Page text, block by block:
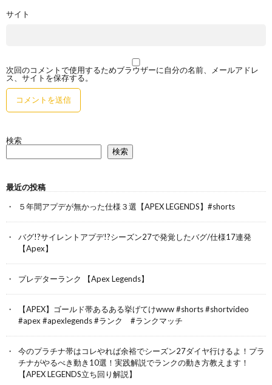
サイト
次回のコメントで使用するためブラウザーに自分の名前、メールアドレ
ス、サイトを保存する。
検索
検索
最近の投稿
５年間アプデが無かった仕様３選【APEX LEGENDS】#shorts
バグ!?サイレントアプデ!?シーズン27で発覚したバグ/仕様17連発
【Apex】
プレデターランク 【Apex Legends】
【APEX】ゴールド帯あるある挙げてけwww #shorts #shortvideo
#apex #apexlegends #ランク #ランクマッチ
今のプラチナ帯はコレやれば余裕でシーズン27ダイヤ行けるよ！プラ
チナがやるべき動き10選！実践解説でランクの動き方教えます！
【APEX LEGENDS立ち回り解説】